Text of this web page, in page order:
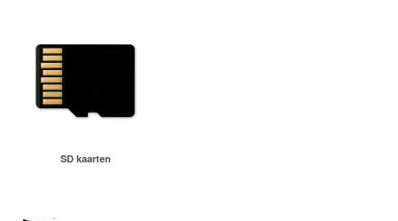
SD kaarten